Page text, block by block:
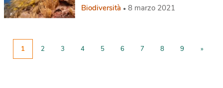
Biodiversità 8 marzo 2021
1 2 3 4 5 6 7 8 9 »